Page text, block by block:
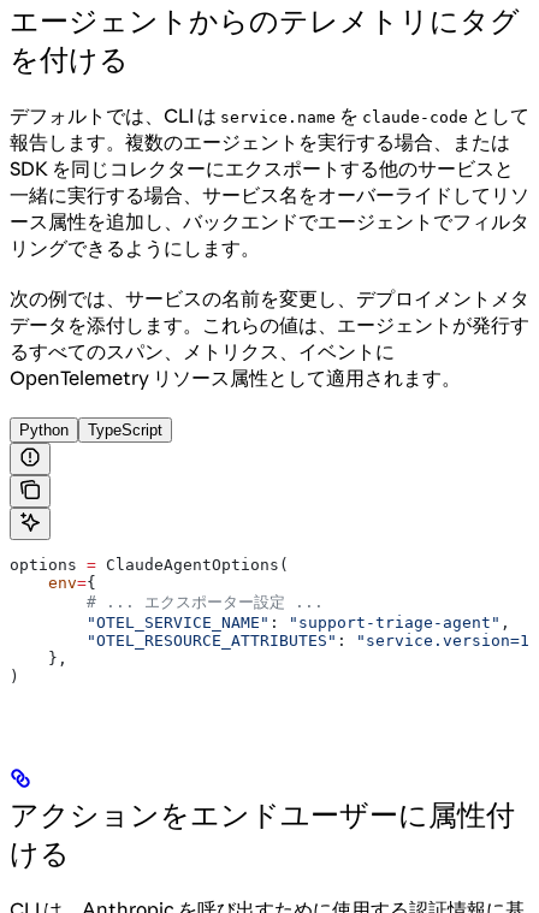
エージェントからのテレメトリにタグ
を付ける
デフォルトでは、CLI は service.name を claude-code として
報告します。複数のエージェントを実行する場合、または
SDK を同じコレクターにエクスポートする他のサービスと
一緒に実行する場合、サービス名をオーバーライドしてリソ
ース属性を追加し、バックエンドでエージェントでフィルタ
リングできるようにします。
次の例では、サービスの名前を変更し、デプロイメントメタ
データを添付します。これらの値は、エージェントが発行す
るすべてのスパン、メトリクス、イベントに
OpenTelemetry リソース属性として適用されます。
Python TypeScript
options = ClaudeAgentOptions(
    env
={
        # ... エクスポーター設定 ...
        "OTEL_SERVICE_NAME"
: "support-triage-agent" ,
        "OTEL_RESOURCE_ATTRIBUTES"
:
    },
)
アクションをエンドユーザーに属性付
ける